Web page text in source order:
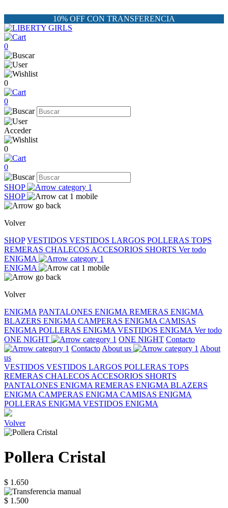
10% OFF CON TRANSFERENCIA
0
0
0
Acceder
0
0
SHOP
SHOP
Volver
SHOP VESTIDOS VESTIDOS LARGOS POLLERAS TOPS
REMERAS CHALECOS ACCESORIOS SHORTS Ver todo
ENIGMA
ENIGMA
Volver
ENIGMA PANTALONES ENIGMA REMERAS ENIGMA
BLAZERS ENIGMA CAMPERAS ENIGMA CAMISAS
ENIGMA POLLERAS ENIGMA VESTIDOS ENIGMA Ver todo
ONE NIGHT
ONE NIGHT Contacto
Contacto About us
About
us
VESTIDOS VESTIDOS LARGOS POLLERAS TOPS
REMERAS CHALECOS ACCESORIOS SHORTS
PANTALONES ENIGMA REMERAS ENIGMA BLAZERS
ENIGMA CAMPERAS ENIGMA CAMISAS ENIGMA
POLLERAS ENIGMA VESTIDOS ENIGMA
Volver
Pollera Cristal
$ 1.650
$ 1.500